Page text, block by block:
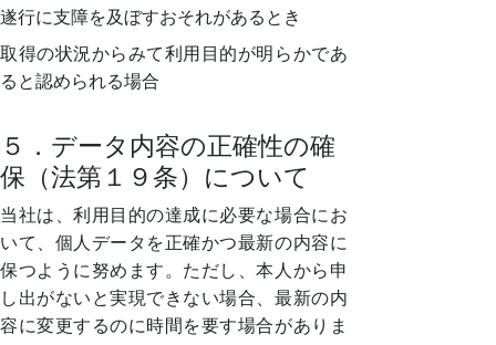
遂行に支障を及ぼすおそれがあるとき
取得の状況からみて利用目的が明らかであ
ると認められる場合
５．データ内容の正確性の確
保（法第１９条）について
当社は、利用目的の達成に必要な場合にお
いて、個人データを正確かつ最新の内容に
保つように努めます。ただし、本人から申
し出がないと実現できない場合、最新の内
容に変更するのに時間を要す場合がありま